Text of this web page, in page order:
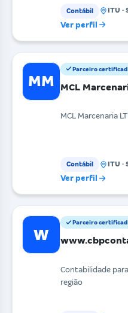
Contábil ITU ·
Ver perfil
MM
Parceiro
MCL
MCL Marcenaria
Contábil ITU ·
Ver perfil
W
Parceiro
Contabilidade
região